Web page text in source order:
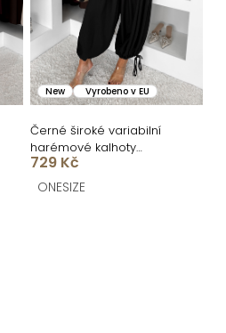
New Vyrobeno v EU
Černé široké variabilní
harémové kalhoty
ARALAN
729 Kč
ONESIZE